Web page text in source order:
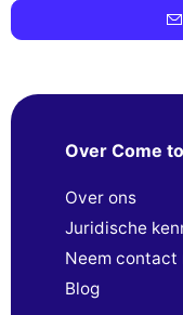
Over Come
Over ons
Juridische
Neem contact
Blog